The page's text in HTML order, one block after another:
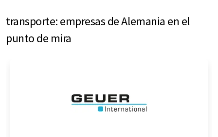
transporte: empresas de Alemania en el
punto de mira